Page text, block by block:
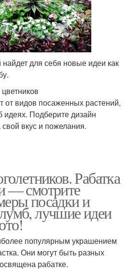
для себя новые идеи как
от видов посаженных растений,
идеях. Подберите дизайн
свой вкус и пожелания.
Рабатка
— смотрите
посадки и
лучшие идеи
популярным украшением
Они могут быть разных
рабатке.